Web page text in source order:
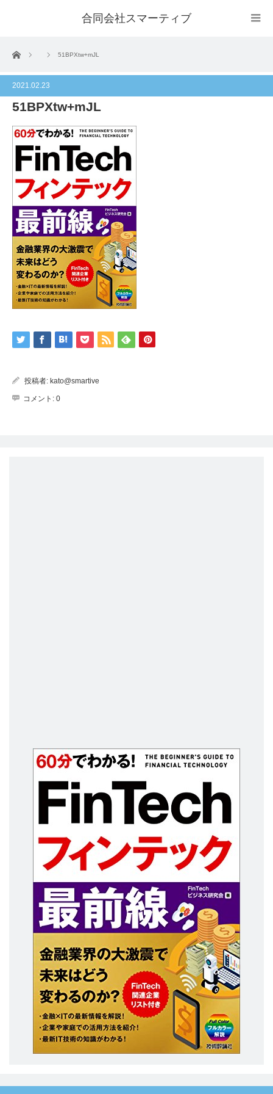
合同会社スマーティブ
ホーム 51BPXtw+mJL
2021.02.23
51BPXtw+mJL
投稿者: kato@smartive
コメント: 0